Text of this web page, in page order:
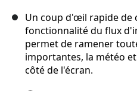
Un coup d'œil rapide de
fonctionnalité du flux
permet de ramener
importantes, la météo
côté de l'écran.